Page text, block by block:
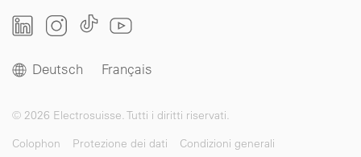
Deutsch Français
© 2026 Electrosuisse. Tutti i diritti riservati.
Colophon
Protezione dei dati
Condizioni generali